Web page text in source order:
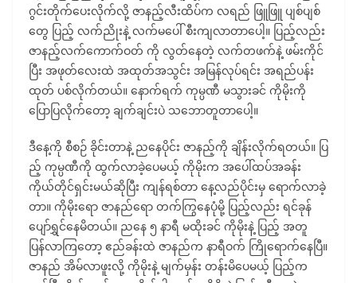
ဂွင်းတိုက်ပေးလိုက်လို့ ဇာနည့်လီးထိပ်က လရည် ဖြူဖြူ ပျစ်ပျစ်
တွေ ပြည့် လက်ညိုးနဲ့ လက်မပေါ် စီးကျလာတာပေါ့။ ပြည့်လည်း
ဇာနည့်လက်ကောက်ဝတ် ကို လွတ်နေတဲ့ လက်တဖက်နဲ့ ဖမ်းကိုင်
ပြီး အဖုတ်လေးထဲ အထုတ်အသွင်း အမြန်လုပ်ရင်း အရည်ပန်း
ထုတ် ပစ်လိုက်တယ်။ နောက်ရက် ကုမ္ပဏီ မသွားခင် ကိုမိုးကို
ပြောပြလိုက်တော့ ချက်ချင်းပဲ သဘောတူတာပေါ့။
ဒီနေ့ကို စီစဉ် ခိုင်းတာနဲ့ ညနေပိုင်း ဇာနည့်ကို ချိန်းလိုက်ရတယ်။ ပြ
ည့် ကုမ္ပဏီကို ထွက်လာခဲ့ပေမယ့် ကိုမိုးက အပေါ်ထပ်အခန်း
ကိုယ်တိုင်ရှင်းမယ်ဆိုပြီး ကျန်ရစ်တာ နေ့လည်ပိုင်းမှ ရောက်လာခဲ့
တာ။ ကိုမိုးရော ဇာနည်ရော တက်ကြွနေပုံမို့ ပြည့်လည်း ရင်ခုန်
ပျော်ရွှင်နေမိတယ်။ ညနေ ၅ နာရီ မထိုးခင် ကိုမိုးနဲ့ ပြည့် အတူ
ပြန်လာကြတော့ ဧည်ခန်းထဲ ဇာနည်က နာရီဝက် ကြိုရောက်နေပြီ။
ဇာနည် အိမ်လာဖူးလို့ ကိုမိုးနဲ့ မျက်မှန်း တန်းမိပေမယ့် ပြည့်က